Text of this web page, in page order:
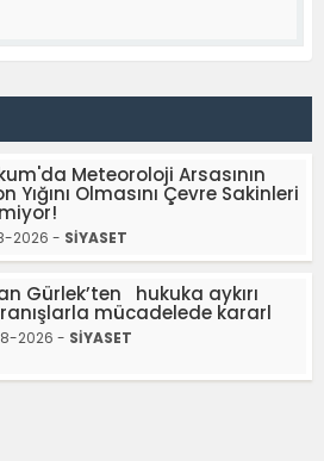
Meteoroloji Arsasının
Yığını Olmasını Çevre Sakinleri
2026 - SİYASET
Gürlek’ten hukuka aykırı
mücadelede kararl
2026 - SİYASET